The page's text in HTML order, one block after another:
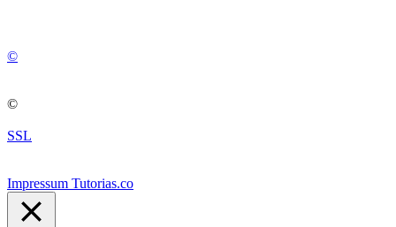
©
©
SSL
Impressum Tutorias.co